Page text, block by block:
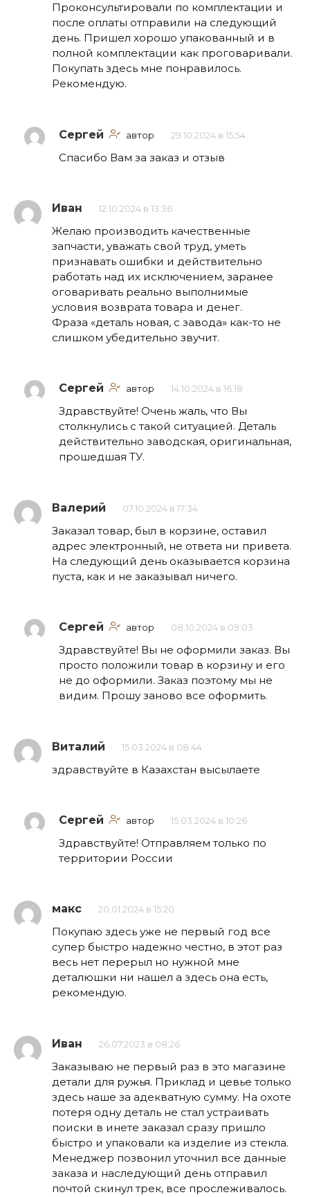
Проконсультировали по комплектации и
после оплаты отправили на следующий
день. Пришел хорошо упакованный и в
полной комплектации как проговаривали.
Покупать здесь мне понравилось.
Рекомендую.
Сергей автор 29.10.2024 в 15:54
Спасибо Вам за заказ и отзыв
Иван 12.10.2024 в 13:36
Желаю производить качественные
запчасти, уважать свой труд, уметь
признавать ошибки и действительно
работать над их исключением, заранее
оговаривать реально выполнимые
условия возврата товара и денег.
Фраза «деталь новая, с завода» как-то не
слишком убедительно звучит.
Сергей автор 14.10.2024 в 16:18
Здравствуйте! Очень жаль, что Вы
столкнулись с такой ситуацией. Деталь
действительно заводская, оригинальная,
прошедшая ТУ.
Валерий 07.10.2024 в 17:34
Заказал товар, был в корзине, оставил
адрес электронный, не ответа ни привета.
На следующий день оказывается корзина
пуста, как и не заказывал ничего.
Сергей автор 08.10.2024 в 09:03
Здравствуйте! Вы не оформили заказ. Вы
просто положили товар в корзину и его
не до оформили. Заказ поэтому мы не
видим. Прошу заново все оформить.
Виталий 15.03.2024 в 08:44
здравствуйте в Казахстан высылаете
Сергей автор 15.03.2024 в 10:26
Здравствуйте! Отправляем только по
территории России
макс 20.01.2024 в 15:20
Покупаю здесь уже не первый год все
супер быстро надежно честно, в этот раз
весь нет перерыл но нужной мне
деталюшки ни нашел а здесь она есть,
рекомендую.
Иван 26.07.2023 в 08:26
Заказываю не первый раз в это магазине
детали для ружья. Приклад и цевье только
здесь наше за адекватную сумму. На охоте
потеря одну деталь не стал устраивать
поиски в инете заказал сразу пришло
быстро и упаковали ка изделие из стекла.
Менеджер позвонил уточнил все данные
заказа и наследующий день отправил
почтой скинул трек, все прослеживалось.